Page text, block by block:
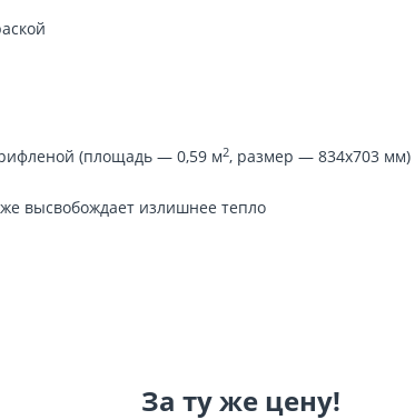
рифленой (площадь — 0,59 м2, размер — 834x703 мм)
высвобождает излишнее тепло
За ту же цену!